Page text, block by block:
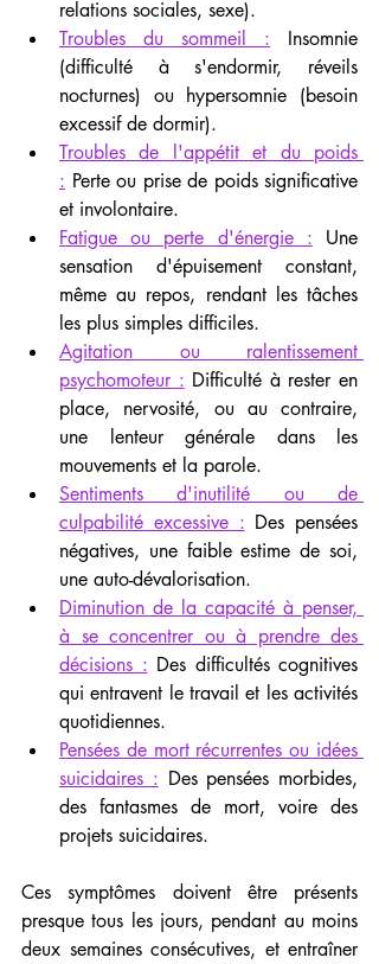
relations sociales, sexe).
Troubles du sommeil : Insomnie
(difficulté à s'endormir, réveils
nocturnes) ou hypersomnie (besoin
excessif de dormir).
Troubles de l'appétit et du poids
: Perte ou prise de poids significative
et involontaire.
Fatigue ou perte d'énergie : Une
sensation d'épuisement constant,
même au repos, rendant les tâches
les plus simples difficiles.
Agitation ou ralentissement
psychomoteur : Difficulté à rester en
place, nervosité, ou au contraire,
une lenteur générale dans les
mouvements et la parole.
Sentiments d'inutilité ou de
culpabilité excessive : Des pensées
négatives, une faible estime de soi,
une auto-dévalorisation.
Diminution de la capacité à penser,
à se concentrer ou à prendre des
décisions : Des difficultés cognitives
qui entravent le travail et les activités
quotidiennes.
Pensées de mort récurrentes ou idées
suicidaires : Des pensées morbides,
des fantasmes de mort, voire des
projets suicidaires.
Ces symptômes doivent être présents
presque tous les jours, pendant au moins
deux semaines consécutives, et entraîner